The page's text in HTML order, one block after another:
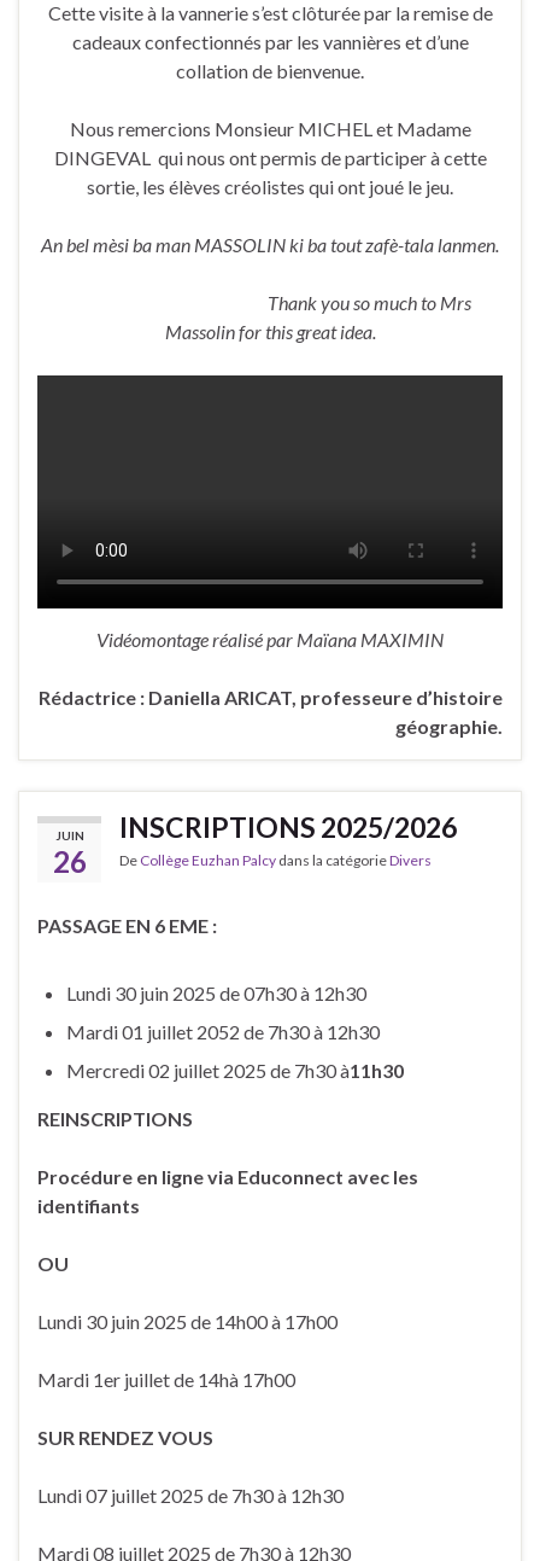
Cette visite à la vannerie s’est clôturée par la remise de
cadeaux confectionnés par les vannières et d’une
collation de bienvenue.
Nous remercions Monsieur MICHEL et Madame
DINGEVAL qui nous ont permis de participer à cette
sortie, les élèves créolistes qui ont joué le jeu.
An bel mèsi ba man MASSOLIN ki ba tout zafè-tala lanmen.
Thank you so much to Mrs
Massolin for this great idea.
Vidéomontage réalisé par Maïana MAXIMIN
Rédactrice : Daniella ARICAT, professeure d’histoire
géographie.
JUIN
26
INSCRIPTIONS 2025/2026
De Collège Euzhan Palcy dans la catégorieDivers
PASSAGE EN 6 EME :
Lundi 30 juin 2025 de 07h30 à 12h30
Mardi 01 juillet 2052 de 7h30 à 12h30
Mercredi 02 juillet 2025 de 7h30 à11h30
REINSCRIPTIONS
Procédure en ligne via Educonnect avec les
identifiants
OU
Lundi 30 juin 2025 de 14h00 à 17h00
Mardi 1er juillet de 14hà 17h00
SUR RENDEZ VOUS
Lundi 07 juillet 2025 de 7h30 à 12h30
Mardi 08 juillet 2025 de 7h30 à 12h30